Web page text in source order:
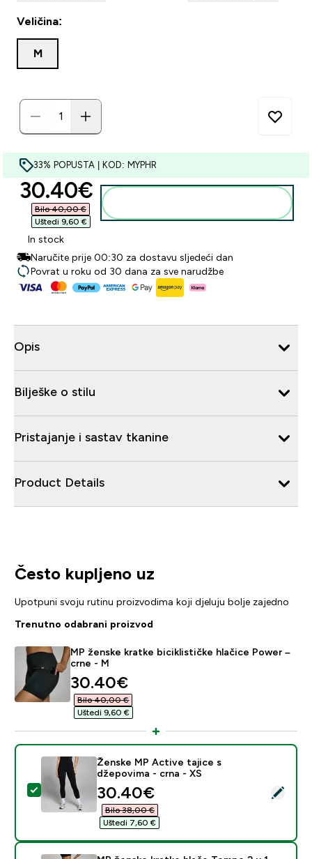
Veličina:
M
33% POPUSTA | KOD: MYPHR
discounted price
30.40€‎
Bilo 40,00 €‎
Uštedi 9,60 €‎
In stock
Naručite prije 00:30 za dostavu sljedeći dan
Povrat u roku od 30 dana za sve narudžbe
Opis
Bilješke o stilu
Pristajanje i sastav tkanine
Product Details
Često kupljeno uz
Upotpuni svoju rutinu proizvodima koji djeluju bolje zajedno
Trenutno odabrani proizvod
MP ženske kratke biciklističke hlačice Power –
crne - M
discounted price
30.40€‎
Bilo 40,00 €‎
Uštedi 9,60 €‎
Odaberi ovaj proizvod - Ženske MP Active tajice s
Ženske MP Active tajice s
džepovima - crna - XS
discounted price
30.40€‎
Bilo 38,00 €‎
Uštedi 7,60 €‎